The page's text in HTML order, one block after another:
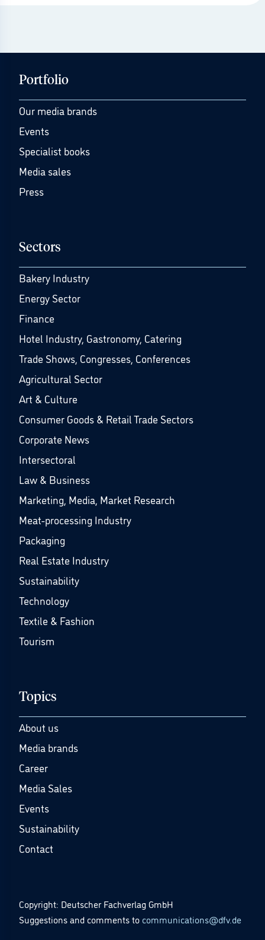
Portfolio
Our media brands
Events
Specialist books
Media sales
Press
Sectors
Bakery Industry
Energy Sector
Finance
Hotel Industry, Gastronomy, Catering
Trade Shows, Congresses, Conferences
Agricultural Sector
Art & Culture
Consumer Goods & Retail Trade Sectors
Corporate News
Intersectoral
Law & Business
Marketing, Media, Market Research
Meat-processing Industry
Packaging
Real Estate Industry
Sustainability
Technology
Textile & Fashion
Tourism
Topics
About us
Media brands
Career
Media Sales
Events
Sustainability
Contact
Copyright: Deutscher Fachverlag GmbH
Suggestions and comments to communications@dfv.de